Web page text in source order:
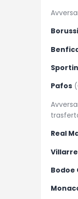
Pafos
Real
Bodoe